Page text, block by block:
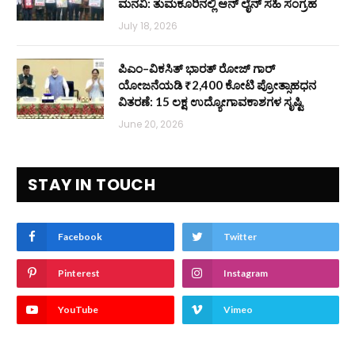
ಮನವಿ: ತುಮಕೂರಿನಲ್ಲಿ ಆನ್‌ ಲೈನ್ ಸಹಿ ಸಂಗ್ರಹ
July 18, 2026
ಪಿಎಂ–ವಿಕಸಿತ್ ಭಾರತ್ ರೋಜ್‌ ಗಾರ್
ಯೋಜನೆಯಡಿ ₹2,400 ಕೋಟಿ ಪ್ರೋತ್ಸಾಹಧನ
ವಿತರಣೆ: 15 ಲಕ್ಷ ಉದ್ಯೋಗಾವಕಾಶಗಳ ಸೃಷ್ಟಿ
June 20, 2026
STAY IN TOUCH
Facebook Twitter
Pinterest Instagram
YouTube Vimeo